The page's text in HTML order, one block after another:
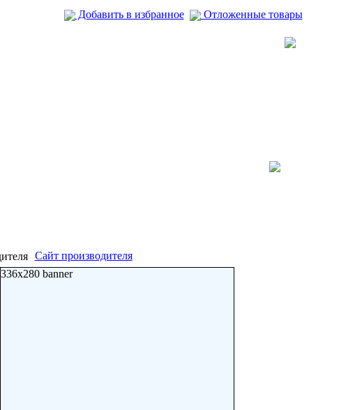
Добавить в избранное Отложенные товары
Сайт производителя
336x280 banner